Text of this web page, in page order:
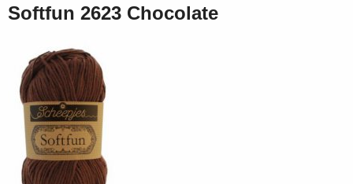
Softfun 2623 Chocolate